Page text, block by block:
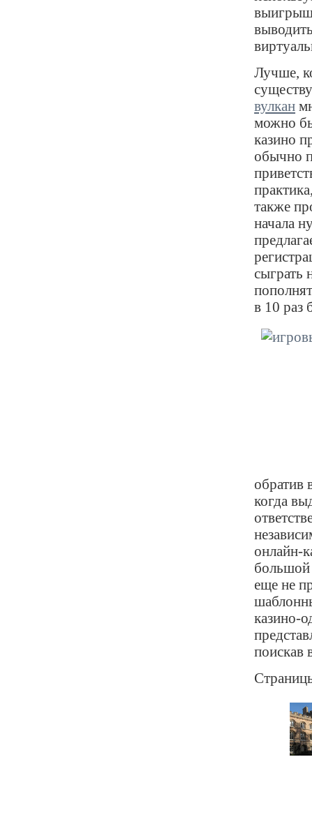
Лучше,
вулкан
можно
казино
обычно
также
начала
сыграть
в 10 раз
обратив
когда
онлайн-
большой
еще не
казино-
поискав